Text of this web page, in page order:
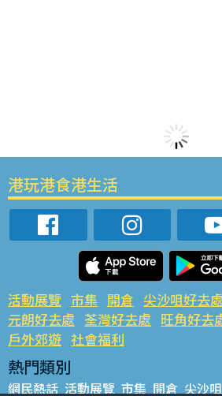
港玩港食港生活
活動展覽 市集 開倉 尖沙咀好去處
元朗好去處 荃灣好去處 旺角好去
戶外郊遊 社會福利
熱門類別
網民熱話 活動展覽 市集 開倉 尖沙